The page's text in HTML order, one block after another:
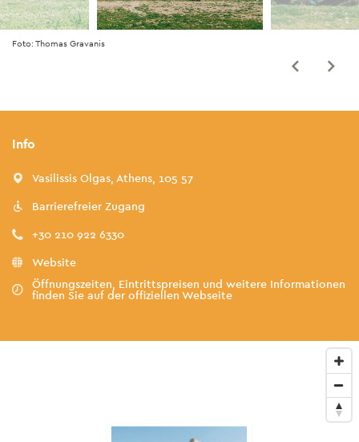
Foto: Thomas Gravanis
Info
Vasilissis Olgas, Athens, 105 57
Barrierefreier Zugang
+30 210 922 6330
Website
Öffnungszeiten, Eintrittspreisen und weitere Informationen
finden Sie auf der offiziellen Webseite